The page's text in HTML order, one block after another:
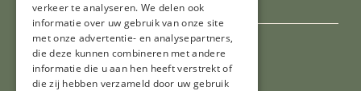
Al onze prijzen zijn incl. BTW
verkeer te analyseren. We delen ook
informatie over uw gebruik van onze site
met onze advertentie- en analysepartners,
die deze kunnen combineren met andere
informatie die u aan hen heeft verstrekt of
die zij hebben verzameld door uw gebruik